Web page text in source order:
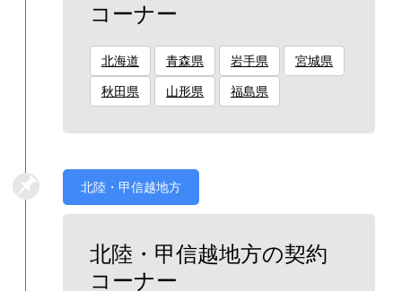
コーナー
北海道 青森県 岩手県 宮城県
秋田県 山形県 福島県
北陸・甲信越地方
北陸・甲信越地方の契約
コーナー